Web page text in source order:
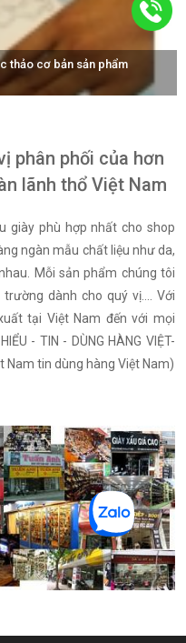
đào tạo chuyên nghiệp, bài
phân phối của hơn
lãnh thổ Việt Nam
giày phù hợp nhất cho shop
ngàn mẫu chất liệu như da,
Mỗi sản phẩm chúng tôi
dành cho quý vị.... Với
tại Việt Nam đến với mọi
- TIN - DÙNG HÀNG VIỆT-
Nam tin dùng hàng Việt Nam)